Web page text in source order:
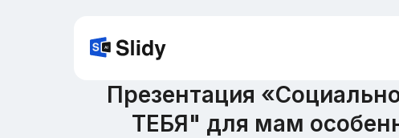
Презентация
ТЕБЯ" для мам